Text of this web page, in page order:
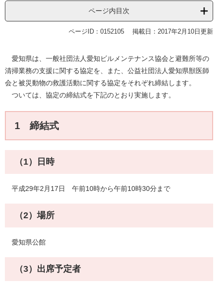
ページ内目次
ページID：0152105 掲載日：2017年2月10日更新
愛知県は、一般社団法人愛知ビルメンテナンス協会と避難所等の
清掃業務の支援に関する協定を、また、公益社団法人愛知県獣医師
会と被災動物の救護活動に関する協定をそれぞれ締結します。
ついては、協定の締結式を下記のとおり実施します。
1 締結式
（1）日時
平成29年2月17日 午前10時から午前10時30分まで
（2）場所
愛知県公館
（3）出席予定者